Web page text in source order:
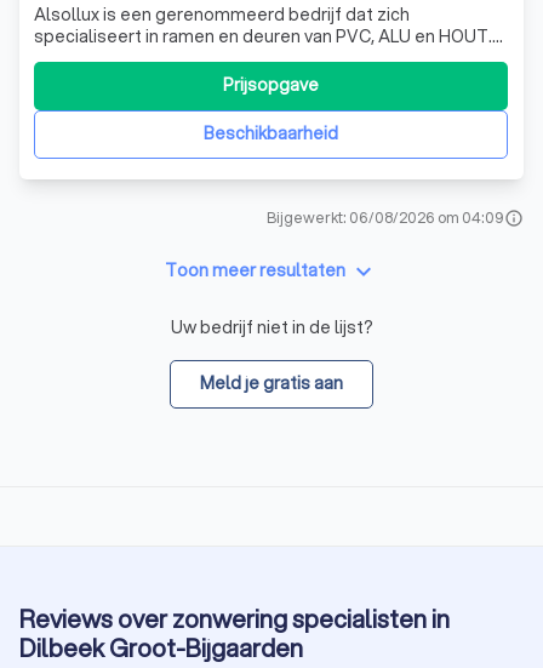
Alsollux is een gerenommeerd bedrijf dat zich
specialiseert in ramen en deuren van PVC, ALU en HOUT.
Met een rijke traditie en ervaring, onderscheiden we ons
door onze focus op innovatie en vakmanschap. We staan
synoniem voor topkwaliteit en zekerheid, en
onderscheiden ons van de concurrentie door o
Beschikbaarheid
Prijsopgave
Bijgewerkt: 06/08/2026 om 04:09info
Toon meer resultaten keyboard_arrow_down
Uw bedrijf niet in de lijst?
Meld je gratis aan
Reviews over zonwering specialisten in
Dilbeek Groot-Bijgaarden